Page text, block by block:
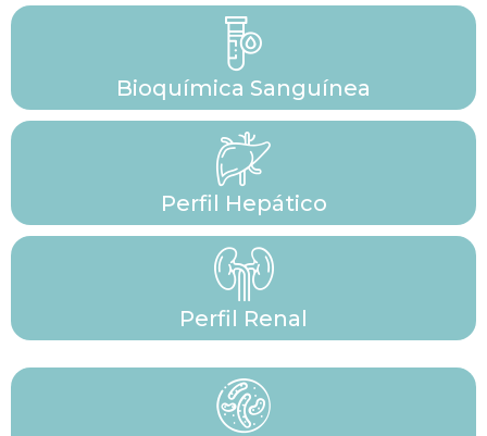
Bioquímica Sanguínea
Perfil Hepático
Perfil Renal